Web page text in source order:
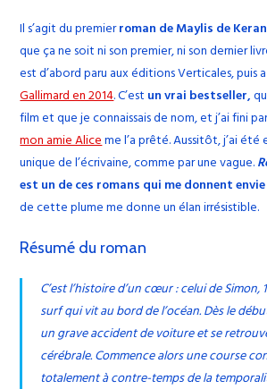
Il s’agit du premierroman de Maylis de
que ça ne soit ni son premier, ni son dernier
est d’abord paru aux éditions Verticales, puis
Gallimard en 2014. C’est un vrai bestseller,
film et que je connaissais de nom, et j’ai fini
mon amie Aliceme l’a prêté. Aussitôt, j’ai
unique de l’écrivaine, comme par une vague.
est un de ces romans qui me donnent envie
de cette plume me donne un élan irrésistible.
Résumé du roman
C’est l’histoire d’un cœur : celui de
surf qui vit au bord de l’océan. Dès le
un grave accident de voiture et se
cérébrale. Commence alors une course
totalement à contre-temps de la